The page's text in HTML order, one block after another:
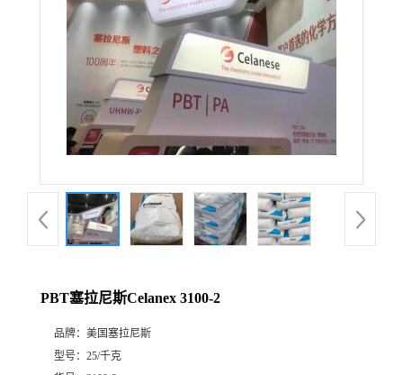
PBT塞拉尼斯Celanex 3100-2
品牌： 美国塞拉尼斯
型号： 25/千克